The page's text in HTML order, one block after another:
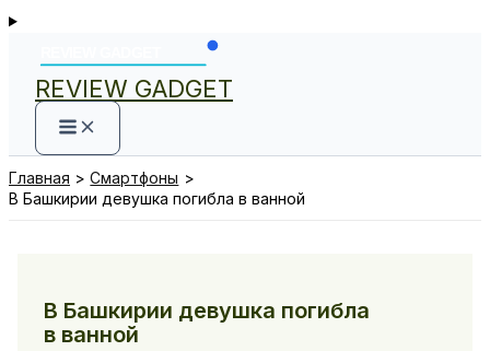
REVIEW GADGET
Главная
Смартфоны
В Башкирии девушка погибла в ванной
В Башкирии девушка погибла
в ванной